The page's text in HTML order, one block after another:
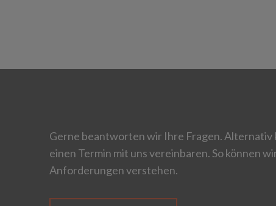
Gerne beantworten wir Ihre Fragen. Alternativ
einen Termin mit uns vereinbaren. So können
Anforderungen verstehen.